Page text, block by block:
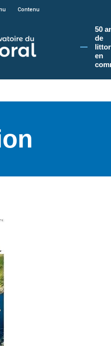
du Conservatoire du littoral, vous
Contenu
50
de
en